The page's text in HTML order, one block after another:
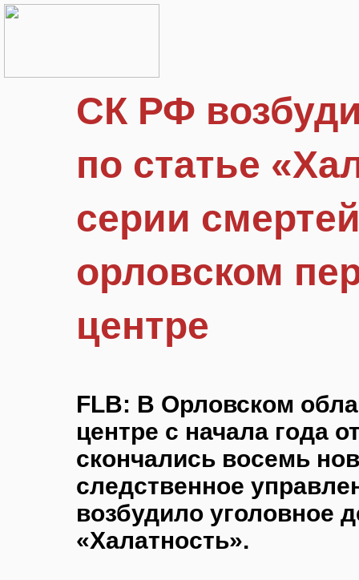
СК РФ
по статье
серии
орловском
центре
FLB: В Орловском
центре с начала года
скончались восемь
следственное
возбудило уголовное
«Халатность».